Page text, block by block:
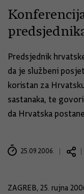
Predsjednik
da je službeni
koristan za
sastanaka, te
da Hrvatska
25.09.2006.
ZAGREB, 25. rujna